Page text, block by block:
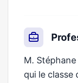
M.
qui le classe